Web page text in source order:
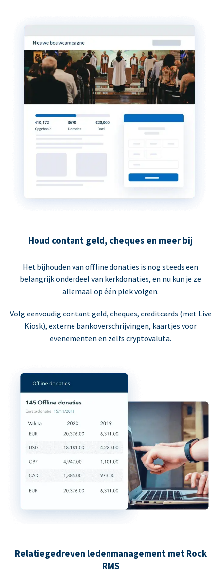
Houd contant geld, cheques en meer bij
Het bijhouden van offline donaties is nog steeds een
belangrijk onderdeel van kerkdonaties, en nu kun je ze
allemaal op één plek volgen.
Volg eenvoudig contant geld, cheques, creditcards (met Live
Kiosk), externe bankoverschrijvingen, kaartjes voor
evenementen en zelfs cryptovaluta.
Relatiegedreven ledenmanagement met Rock
RMS